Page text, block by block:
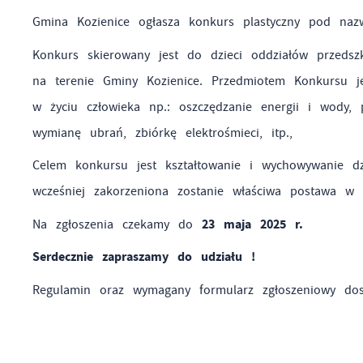
Gmina Kozienice ogłasza konkurs plastyczny pod
Konkurs skierowany jest do dzieci oddziałów
na terenie Gminy Kozienice. Przedmiotem Konkursu
w życiu człowieka np.: oszczędzanie energii i wody,
wymianę ubrań, zbiórkę elektrośmieci, itp.,
Celem konkursu jest kształtowanie i
wcześniej zakorzeniona zostanie właściwa postawa
Na zgłoszenia czekamy do 23 maja 2025 r.
Serdecznie zapraszamy do udziału !
Regulamin oraz wymagany formularz zgłoszeniowy